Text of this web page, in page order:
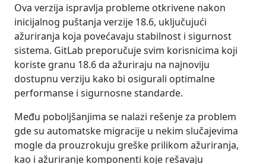
Ova verzija ispravlja probleme otkrivene nakon
inicijalnog puštanja verzije 18.6, uključujući
ažuriranja koja povećavaju stabilnost i sigurnost
sistema. GitLab preporučuje svim korisnicima koji
koriste granu 18.6 da ažuriraju na najnoviju
dostupnu verziju kako bi osigurali optimalne
performanse i sigurnosne standarde.
Među poboljšanjima se nalazi rešenje za problem
gde su automatske migracije u nekim slučajevima
mogle da prouzrokuju greške prilikom ažuriranja,
kao i ažuriranje komponenti koje rešavaju